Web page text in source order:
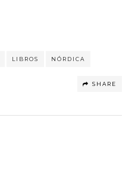
LIBROS NÓRDICA
SHARE